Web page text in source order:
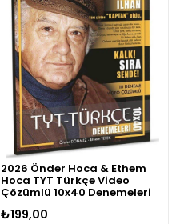
2026 Önder Hoca & Ethem
Hoca TYT Türkçe Video
Çözümlü 10x40 Denemeleri
₺199,00